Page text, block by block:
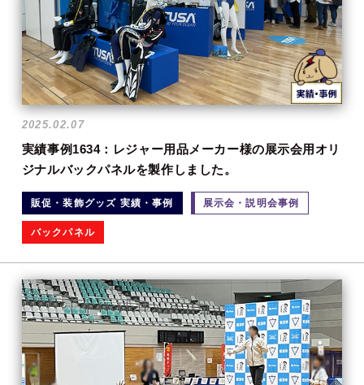
2025.02.07
実績事例1634：レジャー用品メーカー様の展示会用オリ
ジナルバックパネルを製作しました。
販促・装飾グッズ 実績・事例 展示会・説明会事例
バックパネル